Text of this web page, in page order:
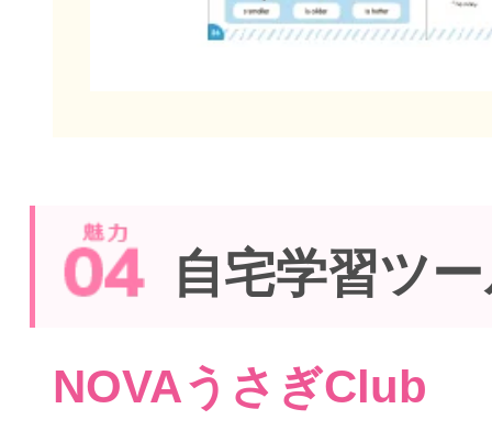
自宅学習ツ
NOVAうさぎClub